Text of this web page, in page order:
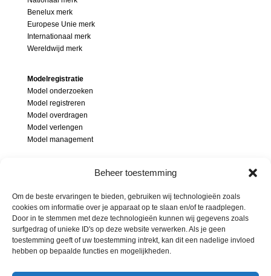
Beheer toestemming
Om de beste ervaringen te bieden, gebruiken wij technologieën zoals
cookies om informatie over je apparaat op te slaan en/of te raadplegen.
Door in te stemmen met deze technologieën kunnen wij gegevens zoals
surfgedrag of unieke ID's op deze website verwerken. Als je geen
toestemming geeft of uw toestemming intrekt, kan dit een nadelige invloed
hebben op bepaalde functies en mogelijkheden.
Benelux merk
Europese Unie merk
Internationaal merk
Wereldwijd merk
Modelregistratie
Model onderzoeken
Model registreren
Model overdragen
Model verlengen
Model management
Modelonderzoek
Inbreuk op model
Soorten modellen
Beschermingsgebied modellen